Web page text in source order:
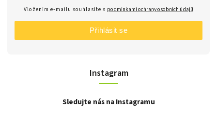
Instagram
Sledujte nás na Instagramu
Vložením e-mailu souhlasíte s podmínkami ochrany osobních údajů
Přihlásit se